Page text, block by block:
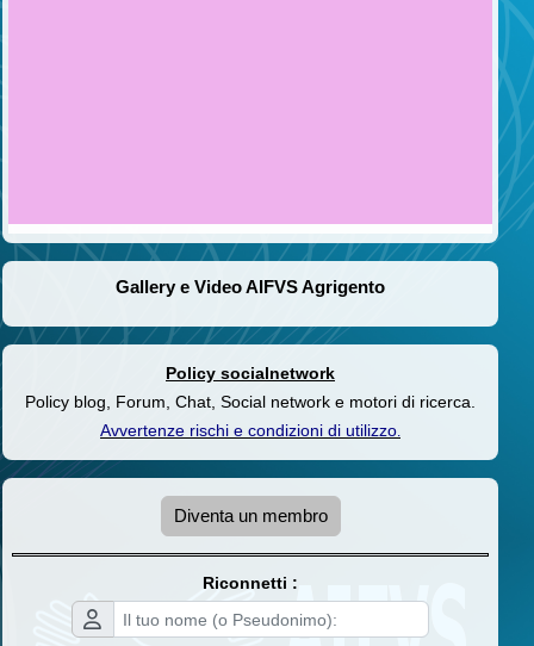
Gallery e Video AIFVS Agrigento
Policy socialnetwork
Policy blog, Forum, Chat, Social network e motori di ricerca.
Avvertenze rischi e condizioni di utilizzo.
Diventa un membro
Riconnetti :